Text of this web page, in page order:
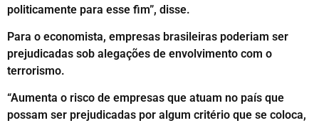
politicamente para esse fim”, disse.
Para o economista, empresas brasileiras poderiam ser
prejudicadas sob alegações de envolvimento com o
terrorismo.
“Aumenta o risco de empresas que atuam no país que
possam ser prejudicadas por algum critério que se coloca,